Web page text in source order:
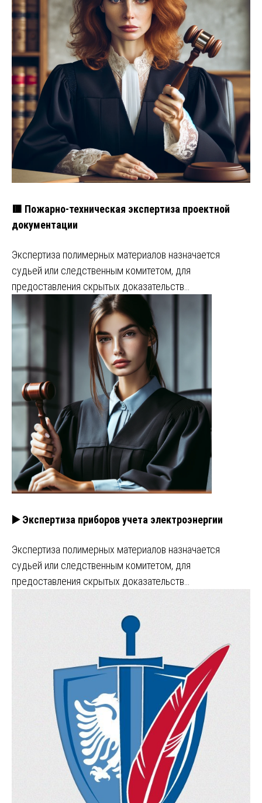
🟥 Пожарно-техническая экспертиза проектной
документации
Экспертиза полимерных материалов назначается
судьей или следственным комитетом, для
предоставления скрытых доказательств…
▶️ Экспертиза приборов учета электроэнергии
Экспертиза полимерных материалов назначается
судьей или следственным комитетом, для
предоставления скрытых доказательств…